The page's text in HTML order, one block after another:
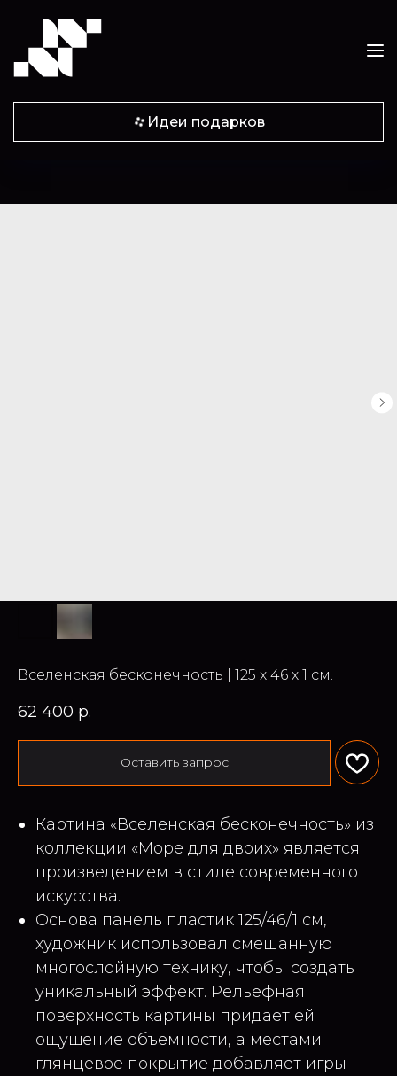
Идеи подарков
Вселенская бесконечность | 125 х 46 х 1 см.
62 400 р.
Оставить запрос
Картина «Вселенская бесконечность» из
коллекции «Море для двоих» является
произведением в стиле современного
искусства.
Основа панель пластик 125/46/1 см,
художник использовал смешанную
многослойную технику, чтобы создать
уникальный эффект. Рельефная
поверхность картины придает ей
ощущение объемности, а местами
глянцевое покрытие добавляет игры